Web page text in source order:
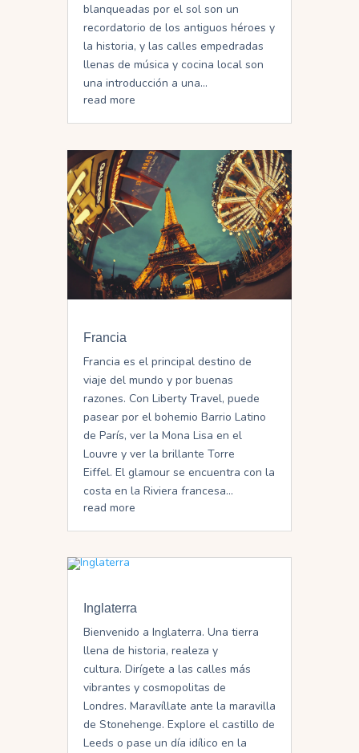
blanqueadas por el sol son un
recordatorio de los antiguos héroes y
la historia, y las calles empedradas
llenas de música y cocina local son
una introducción a una...
read more
Francia
Francia es el principal destino de
viaje del mundo y por buenas
razones. Con Liberty Travel, puede
pasear por el bohemio Barrio Latino
de París, ver la Mona Lisa en el
Louvre y ver la brillante Torre
Eiffel. El glamour se encuentra con la
costa en la Riviera francesa...
read more
Inglaterra
Bienvenido a Inglaterra. Una tierra
llena de historia, realeza y
cultura. Dirígete a las calles más
vibrantes y cosmopolitas de
Londres. Maravíllate ante la maravilla
de Stonehenge. Explore el castillo de
Leeds o pase un día idílico en la